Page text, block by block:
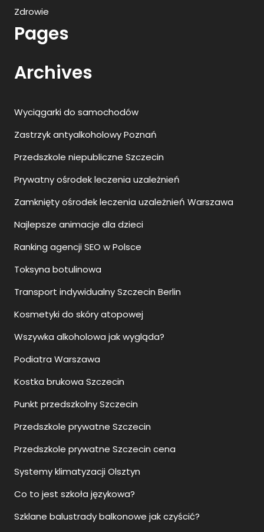
Zdrowie
Pages
Archives
Wyciągarki do samochodów
Zastrzyk antyalkoholowy Poznań
Przedszkole niepubliczne Szczecin
Prywatny ośrodek leczenia uzależnień
Zamknięty ośrodek leczenia uzależnień Warszawa
Najlepsze animacje dla dzieci
Ranking agencji SEO w Polsce
Toksyna botulinowa
Transport indywidualny Szczecin Berlin
Kosmetyki do skóry atopowej
Wszywka alkoholowa jak wygląda?
Podiatra Warszawa
Kostka brukowa Szczecin
Punkt przedszkolny Szczecin
Przedszkole prywatne Szczecin
Przedszkole prywatne Szczecin cena
Systemy klimatyzacji Olsztyn
Co to jest szkoła językowa?
Szklane balustrady balkonowe jak czyścić?